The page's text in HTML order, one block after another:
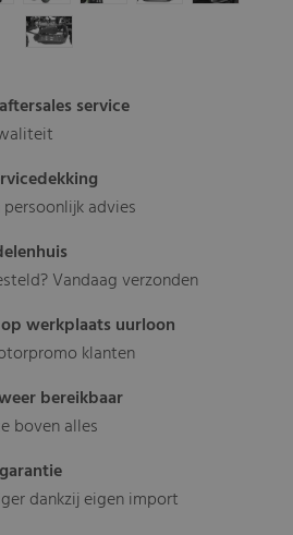
service
advies
Vandaag verzonden
werkplaats uurloon
klanten
bereikbaar
boven alles
dankzij eigen import